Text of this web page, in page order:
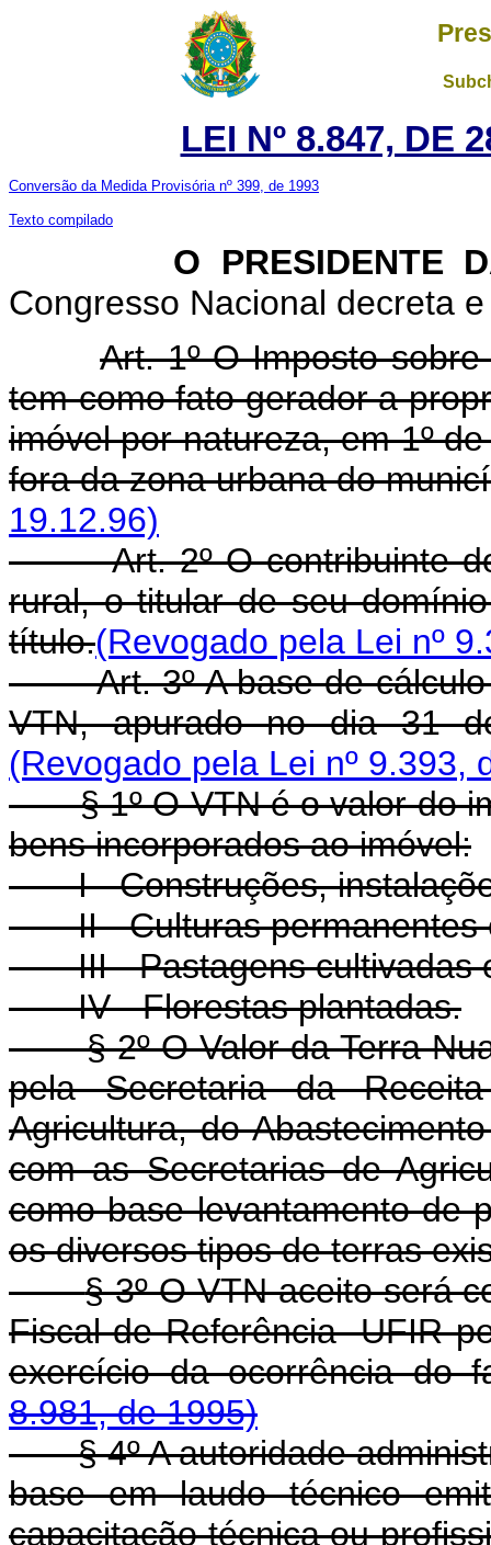
LEI Nº 8.847, DE
Conversão da Medida Provisória nº 399, de 1993
Texto compilado
O PRESIDENTE DA
Congresso Nacional decreta
Art. 1º O Imposto
tem como fato gerador a
imóvel por natureza, em 1º
fora da zona urbana do
19.12.96)
Art. 2º O contribuinte do
rural, o titular de seu
título.(Revogado pela Lei nº
Art. 3º A base de cálculo
VTN, apurado no dia 31
(Revogado pela Lei nº 9.393,
§ 1º O VTN é o valor do
bens incorporados ao imóvel:
I - Construções,
II - Culturas permanentes
III - Pastagens cultivadas
IV - Florestas plantadas.
§ 2º O Valor da Terra Nua
pela Secretaria da
Agricultura, do
com as Secretarias de
como base levantamento de
os diversos tipos de terras
§ 3º O VTN aceito será
Fiscal de Referência -UFIR
exercício da ocorrência do
8.981, de 1995)
§ 4º A autoridade
base em laudo técnico
capacitação técnica ou